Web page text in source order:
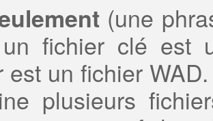
(une
fichier clé est
est un fichier
plusieurs